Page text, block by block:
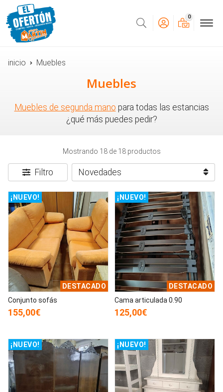
Buscar
0
inicio Muebles
Muebles
Muebles de segunda mano para todas las estancias
¿qué más puedes pedir?
Mostrando 18 de 18 productos
Filtro
DESTACADO
¡NUEVO!
Conjunto sofás
155,00€
DESTACADO
¡NUEVO!
Cama articulada 0.90
125,00€
¡NUEVO! ¡NUEVO!